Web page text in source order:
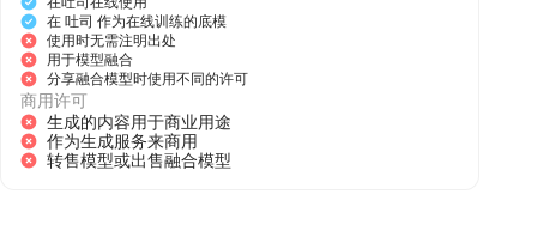
在 吐司 作为在线训练的底模
使用时无需注明出处
用于模型融合
分享融合模型时使用不同的许可
商用许可
生成的内容用于商业用途
作为生成服务来商用
转售模型或出售融合模型